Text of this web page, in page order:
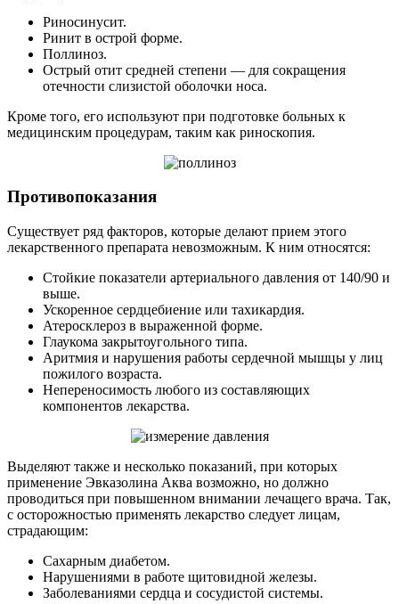
Риносинусит.
Ринит в острой форме.
Поллиноз.
Острый отит средней степени — для сокращения
отечности слизистой оболочки носа.
Кроме того, его используют при подготовке больных к
медицинским процедурам, таким как риноскопия.
Противопоказания
Существует ряд факторов, которые делают прием этого
лекарственного препарата невозможным. К ним относятся:
Стойкие показатели артериального давления от 140/90 и
выше.
Ускоренное сердцебиение или тахикардия.
Атеросклероз в выраженной форме.
Глаукома закрытоугольного типа.
Аритмия и нарушения работы сердечной мышцы у лиц
пожилого возраста.
Непереносимость любого из составляющих
компонентов лекарства.
Выделяют также и несколько показаний, при которых
применение Эвказолина Аква возможно, но должно
проводиться при повышенном внимании лечащего врача. Так,
с осторожностью применять лекарство следует лицам,
страдающим:
Сахарным диабетом.
Нарушениями в работе щитовидной железы.
Заболеваниями сердца и сосудистой системы.